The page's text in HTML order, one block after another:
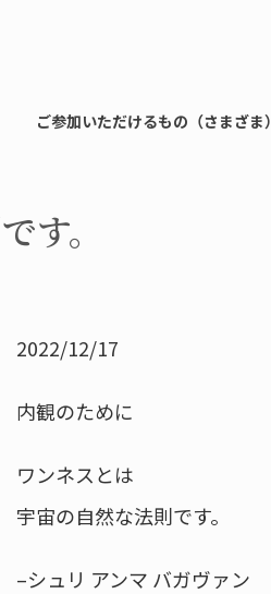
ご参加いただけるもの（さまざま）
す。
2022/12/17
内観のために
ワンネスとは
宇宙の自然な法則です。
–シュリ アンマ バガヴァン